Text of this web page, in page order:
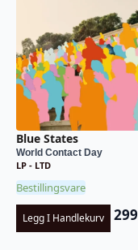
Blue States
World Contact Day
LP - LTD
Bestillingsvare
Legg I Handlekurv 299